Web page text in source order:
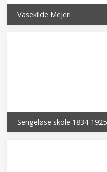
Vasekilde Mejeri
Sengeløse skole 1834-1925